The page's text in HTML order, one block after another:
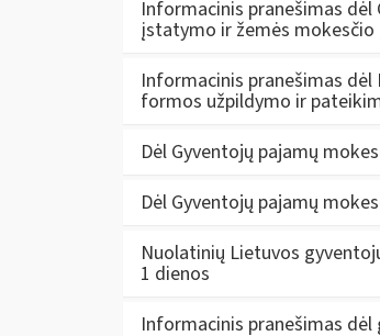
Informacinis pranešimas
įstatymo ir žemės
Informacinis pranešimas dėl
formos užpildymo ir
Dėl Gyventojų pajamų
Dėl Gyventojų pajamų
Nuolatinių Lietuvos
1 dienos
Informacinis pranešimas